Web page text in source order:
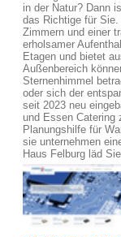
in der Natur? Dann
das Richtige für
Zimmern und einer
erholsamer
Etagen und bietet
Außenbereich
Sternenhimmel
oder sich der
seit 2023 neu
und Essen Catering
Planungshilfe für
sie unternehmen
Haus Felburg läd